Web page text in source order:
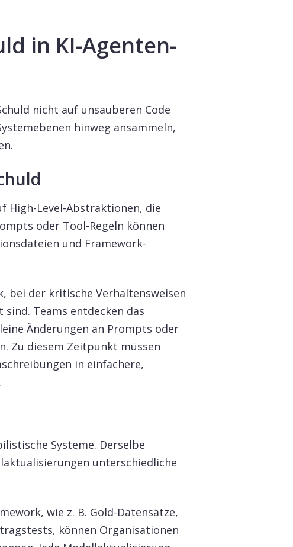
in KI-Agenten-
nicht auf unsauberen Code
hinweg ansammeln,
High-Level-Abstraktionen, die
oder Tool-Regeln können
und Framework-
bei der kritische Verhaltensweisen
Teams entdecken das
Änderungen an Prompts oder
Zu diesem Zeitpunkt müssen
in einfachere,
Systeme. Derselbe
unterschiedliche
wie z. B. Gold-Datensätze,
können Organisationen